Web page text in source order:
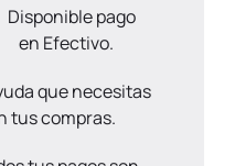
Disponible pago
en Efectivo.
que necesitas
tus compras.